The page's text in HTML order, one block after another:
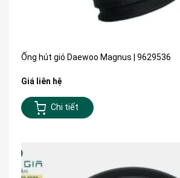
Ống hút gió Daewoo Magnus | 9629536
Giá liên hệ
Chi tiết